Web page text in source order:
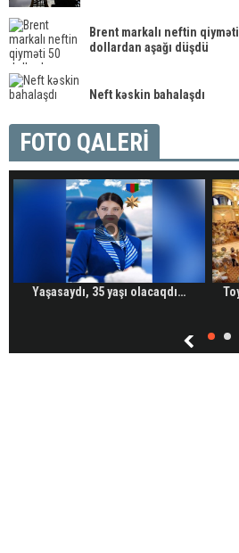
Brent markalı neftin
dollardan aşağı düşdü
Neft kəskin bahalaşdı
FOTO QALERİ
Yaşasaydı, 35 yaşı olacaqdı…